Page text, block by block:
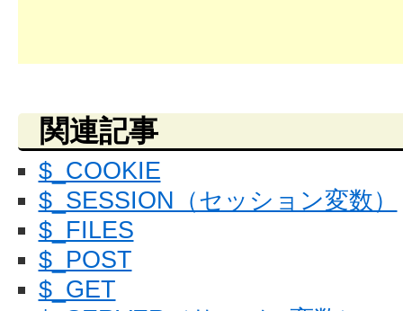
関連記事
$_COOKIE
$_SESSION（セッション変数）
$_FILES
$_POST
$_GET